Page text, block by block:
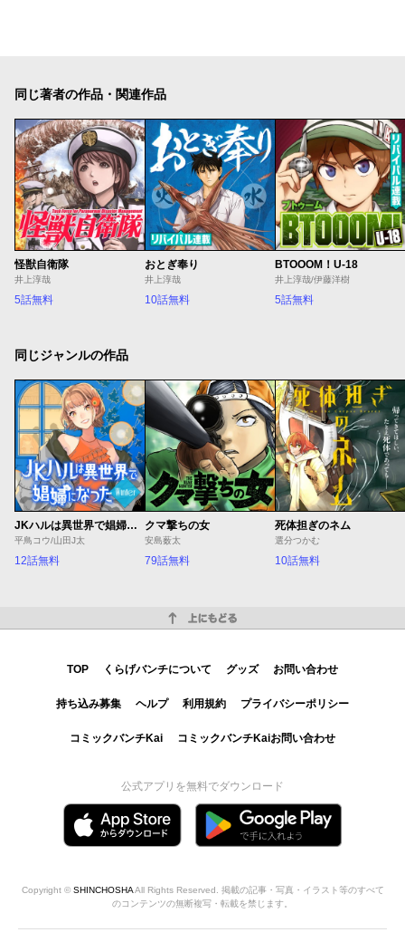
同じ著者の作品・関連作品
怪獣自衛隊
井上淳哉
5話無料
おとぎ奉り
井上淳哉
10話無料
BTOOOM！U-18
井上淳哉/伊藤洋樹
5話無料
同じジャンルの作品
JKハルは異世界で娼婦になった Winter
平鳥コウ/山田J太
12話無料
クマ撃ちの女
安島薮太
79話無料
死体担ぎのネム
選分つかむ
10話無料
TOP くらげバンチについて グッズ お問い合わせ
持ち込み募集 ヘルプ 利用規約 プライバシーポリシー
コミックバンチKai コミックバンチKaiお問い合わせ
公式アプリを無料でダウンロード
Copyright © SHINCHOSHAAll Rights Reserved. 掲載の記事・写真・イラスト等のすべて
のコンテンツの無断複写・転載を禁じます。